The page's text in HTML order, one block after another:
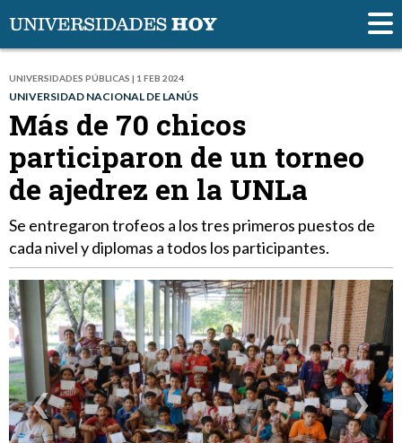
UNIVERSIDADES PÚBLICAS | 1 FEB 2024
UNIVERSIDAD NACIONAL DE LANÚS
Más de 70 chicos
participaron de un torneo
de ajedrez en la UNLa
Se entregaron trofeos a los tres primeros puestos de
cada nivel y diplomas a todos los participantes.
‹ ›